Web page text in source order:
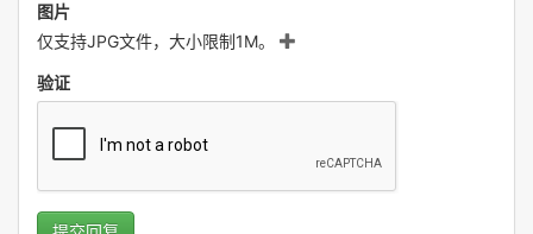
图片
仅支持JPG文件，大小限制1M。
验证